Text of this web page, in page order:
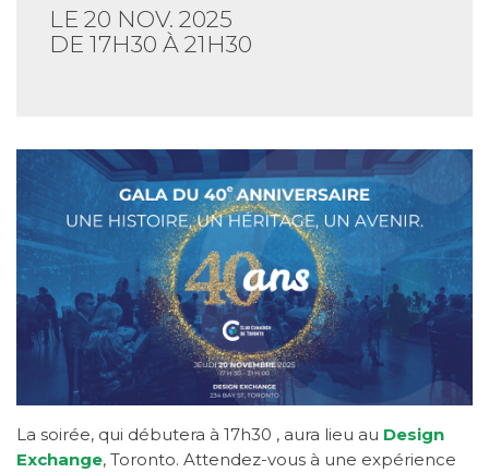
LE 20 NOV. 2025
DE 17H30 À 21H30
La soirée, qui débutera à 17h30 , aura lieu au Design
Exchange, Toronto. Attendez-vous à une expérience